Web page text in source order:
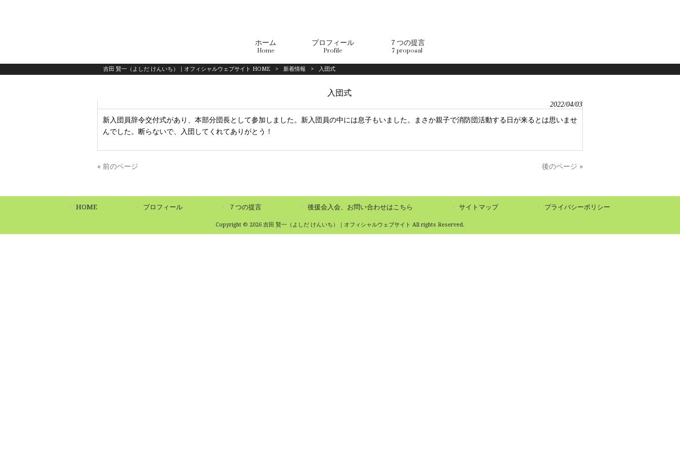
ホーム
Home
プロフィール
Profile
７つの提言
7 proposal
吉田 賢一（よしだ けんいち）｜オフィシャルウェブサイト HOME > 新着情報 > 入団式
入団式
2022/04/03
新入団員辞令交付式があり、本部分団長として参加しました。新入団員の中には息子もいました。まさか親子で消防団活動する日が来るとは思いませ
んでした。断らないで、入団してくれてありがとう！
« 前のページ 後のページ »
HOME プロフィール ７つの提言 後援会入会、お問い合わせはこちら サイトマップ プライバシーポリシー
Copyright © 2026 吉田 賢一（よしだ けんいち）｜オフィシャルウェブサイト All rights Reserved.